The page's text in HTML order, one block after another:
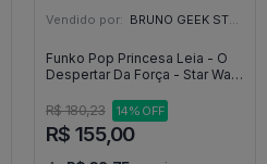
Vendido por: BRUNO GEEK STORE - ES
Funko Pop Princesa Leia - O
Despertar Da Força - Star Wars
R$ 180,23
14% OFF
R$ 155,00